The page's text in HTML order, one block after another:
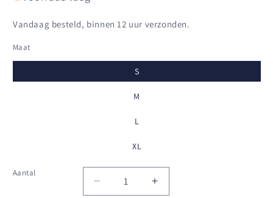
Vandaag besteld, binnen 12 uur verzonden.
Maat
S
M
L
XL
Aantal
Aantal
Aantal
Aantal